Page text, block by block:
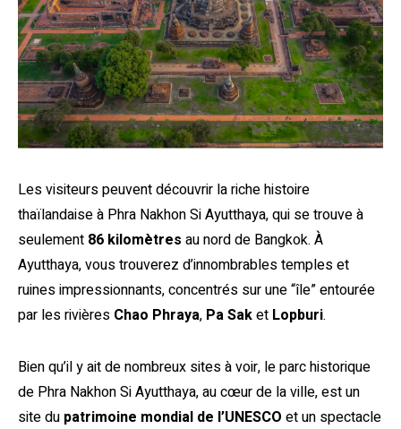
Les visiteurs peuvent découvrir la riche histoire
thaïlandaise à Phra Nakhon Si Ayutthaya, qui se trouve à
seulement 86 kilomètres au nord de Bangkok. À
Ayutthaya, vous trouverez d’innombrables temples et
ruines impressionnants, concentrés sur une “île” entourée
par les rivières Chao Phraya, Pa Saket Lopburi.
Bien qu’il y ait de nombreux sites à voir, le parc historique
de Phra Nakhon Si Ayutthaya, au cœur de la ville, est un
site du patrimoine mondial de l’UNESCO et un spectacle